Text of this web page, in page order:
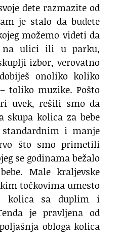
dete razmazite od
je stalo da budete
možemo videti da
na ulici ili u parku,
izbor, verovatno
onoliko koliko
toliko muzike. Pošto
uvek, rešili smo da
skupa kolica za bebe
i manje
što smo primetili
se godinama bežalo
Male kraljevske
točkovima umesto
kolica sa duplim i
je pravljena od
obloga kolica